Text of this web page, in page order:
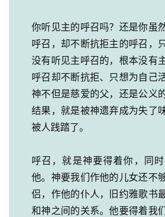
你听见主的呼召吗？还是你虽
呼召，却不断抗拒主的呼召，
没有听见主呼召的，根本没有
呼召却不断抗拒、只想为自己
神不但是慈爱的父，还是公义
结果，就是被神遗弃成为失了
被人践踏了。
呼召，就是神要得着你，同
他。神要我们作他的儿女还不
侣，作他的仆人，旧约雅歌书
和神之间的关系。他要得着我